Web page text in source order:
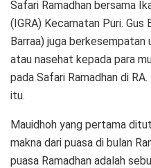
Safari Ramadhan bersama
(IGRA) Kecamatan Puri. Gus
Barraa) juga
atau nasehat kepada para
pada Safari Ramadhan di
itu.
Mauidhoh yang pertama
makna dari puasa di bulan
puasa Ramadhan adalah